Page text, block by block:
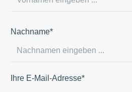
Nachname*
Ihre E-Mail-Adresse*